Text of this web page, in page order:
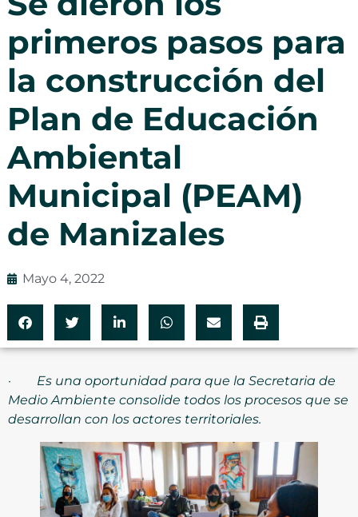
primeros pasos para
la construcción del
Plan de Educación
Ambiental
Municipal (PEAM)
de Manizales
Mayo 4, 2022
· Es una oportunidad para que la Secretaria de
Medio Ambiente consolide todos los procesos que se
desarrollan con los actores territoriales.